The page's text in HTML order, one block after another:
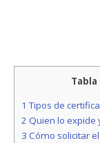
1 Tipos de
2 Quien lo expide
3 Cómo solicitar